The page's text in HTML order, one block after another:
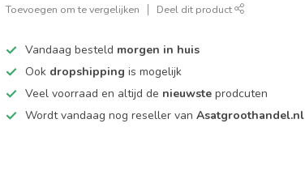
Toevoegen om te vergelijken Deel dit product
Vandaag besteld morgen in huis
Ook dropshipping is mogelijk
Veel voorraad en altijd de nieuwste prodcuten
Wordt vandaag nog reseller vanAsatgroothandel.nl